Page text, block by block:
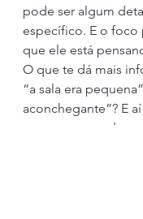
pode ser algum
específico. E o foco
que ele está
O que te dá mais
“a sala era
aconchegante”? E
o que tornava ela